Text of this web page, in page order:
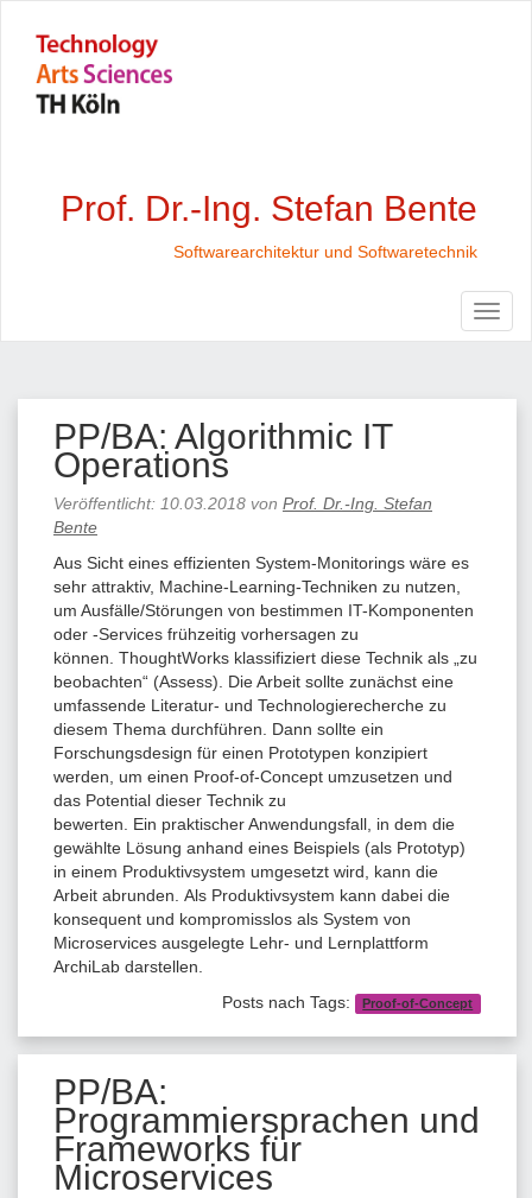
Prof. Dr.-Ing. Stefan Bente
Softwarearchitektur und Softwaretechnik
PP/BA: Algorithmic IT
Operations
Veröffentlicht: 10.03.2018 von Prof. Dr.-Ing. Stefan
Bente
Aus Sicht eines effizienten System-Monitorings wäre es
sehr attraktiv, Machine-Learning-Techniken zu nutzen,
um Ausfälle/Störungen von bestimmen IT-Komponenten
oder -Services frühzeitig vorhersagen zu
können. ThoughtWorks klassifiziert diese Technik als „zu
beobachten“ (Assess). Die Arbeit sollte zunächst eine
umfassende Literatur- und Technologierecherche zu
diesem Thema durchführen. Dann sollte ein
Forschungsdesign für einen Prototypen konzipiert
werden, um einen Proof-of-Concept umzusetzen und
das Potential dieser Technik zu
bewerten. Ein praktischer Anwendungsfall, in dem die
gewählte Lösung anhand eines Beispiels (als Prototyp)
in einem Produktivsystem umgesetzt wird, kann die
Arbeit abrunden. Als Produktivsystem kann dabei die
konsequent und kompromisslos als System von
Microservices ausgelegte Lehr- und Lernplattform
ArchiLab darstellen.
Posts nach Tags:
Proof-of-Concept
PP/BA:
Programmiersprachen und
Frameworks für
Microservices